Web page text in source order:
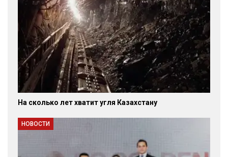
На сколько лет хватит угля Казахстану
НОВОСТИ